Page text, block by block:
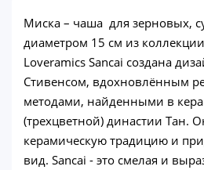
Миска – чаша для зерновых,
диаметром 15 см из
Loveramics Sancai создана
Стивенсом, вдохновлённым
методами, найденными в
(трехцветной) династии Тан.
керамическую традицию и
вид. Sancai - это смелая и